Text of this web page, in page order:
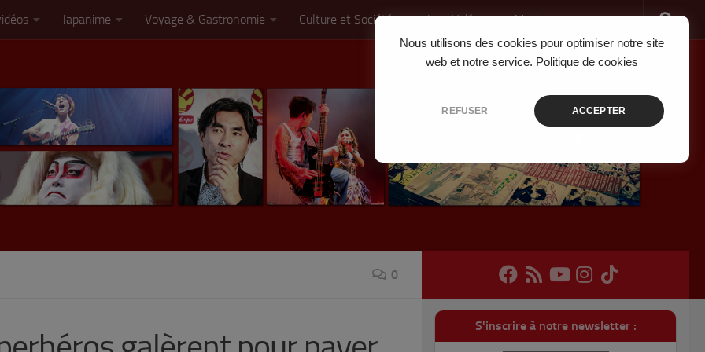
Nous utilisons des cookies pour optimiser notre site
web et notre service. Politique de cookies
REFUSER ACCEPTER
Japanime Voyage & Gastronomie Culture et Société Jeux Vidéo Musique
0
S'inscrire à notre newsletter :